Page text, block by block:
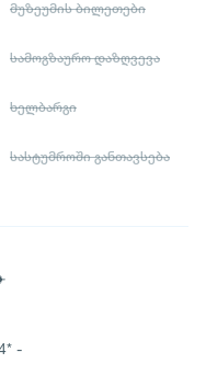
-
მუზეუმის ბილეთები
სამოგზაურო დაზღვევა
ხელბარგი
სასტუმროში განთავსება